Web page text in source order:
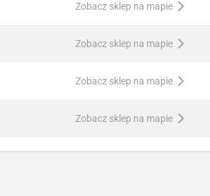
Zobacz sklep na mapie
Zobacz sklep na mapie
Zobacz sklep na mapie
Zobacz sklep na mapie